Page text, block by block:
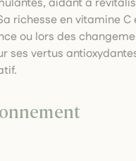
richesse en vitamine
ou lors des
ses vertus